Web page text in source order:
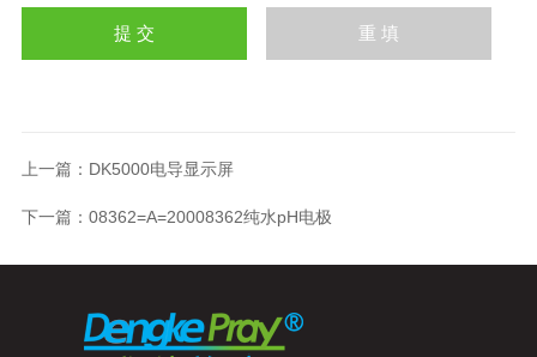
上一篇： DK5000电导显示屏
下一篇： 08362=A=20008362纯水pH电极